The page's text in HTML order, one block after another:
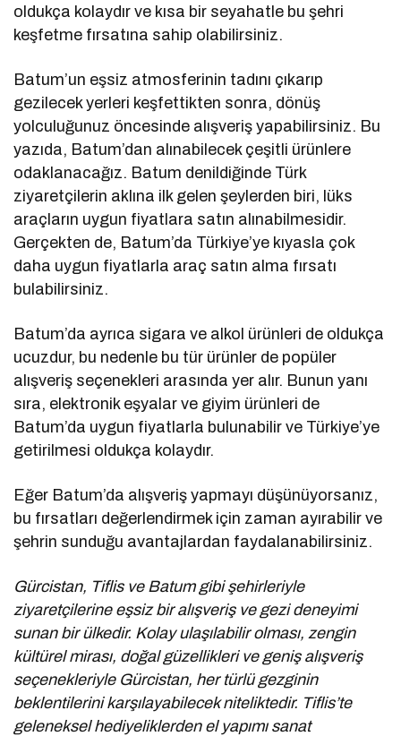
oldukça kolaydır ve kısa bir seyahatle bu şehri
keşfetme fırsatına sahip olabilirsiniz.
Batum’un eşsiz atmosferinin tadını çıkarıp
gezilecek yerleri keşfettikten sonra, dönüş
yolculuğunuz öncesinde alışveriş yapabilirsiniz. Bu
yazıda, Batum’dan alınabilecek çeşitli ürünlere
odaklanacağız. Batum denildiğinde Türk
ziyaretçilerin aklına ilk gelen şeylerden biri, lüks
araçların uygun fiyatlara satın alınabilmesidir.
Gerçekten de, Batum’da Türkiye’ye kıyasla çok
daha uygun fiyatlarla araç satın alma fırsatı
bulabilirsiniz.
Batum’da ayrıca sigara ve alkol ürünleri de oldukça
ucuzdur, bu nedenle bu tür ürünler de popüler
alışveriş seçenekleri arasında yer alır. Bunun yanı
sıra, elektronik eşyalar ve giyim ürünleri de
Batum’da uygun fiyatlarla bulunabilir ve Türkiye’ye
getirilmesi oldukça kolaydır.
Eğer Batum’da alışveriş yapmayı düşünüyorsanız,
bu fırsatları değerlendirmek için zaman ayırabilir ve
şehrin sunduğu avantajlardan faydalanabilirsiniz.
Gürcistan, Tiflis ve Batum gibi şehirleriyle
ziyaretçilerine eşsiz bir alışveriş ve gezi deneyimi
sunan bir ülkedir. Kolay ulaşılabilir olması, zengin
kültürel mirası, doğal güzellikleri ve geniş alışveriş
seçenekleriyle Gürcistan, her türlü gezginin
beklentilerini karşılayabilecek niteliktedir. Tiflis’te
geleneksel hediyeliklerden el yapımı sanat